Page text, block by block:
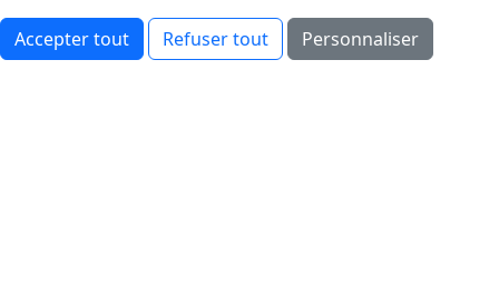
Accepter tout Refuser tout Personnaliser